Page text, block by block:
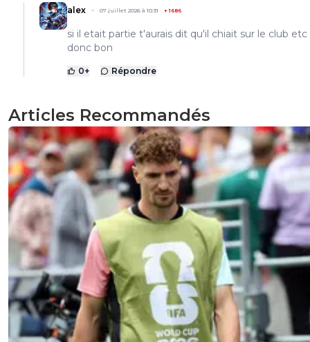
alex 07 juillet 2026 à 10:31 +1686
si il etait partie t'aurais dit qu'il chiait sur le club etc
donc bon
0+ Répondre
Articles Recommandés